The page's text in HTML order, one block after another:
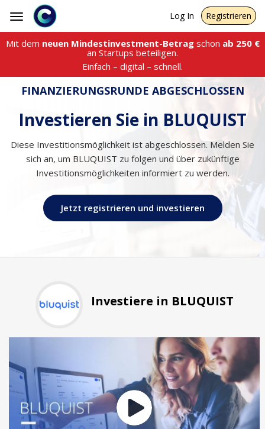
Toggle
navigation
Log In Registrieren
Mit dem neuen Mindestinvestment-Betragschon ab 250€
an Startups beteiligen.
Einfach – digital – schnell.
FINANZIERUNGSRUNDE ABGESCHLOSSEN
Investieren Sie in BLUQUIST
Diese Investitionsmöglichkeit ist abgeschlossen. Melden Sie
sich an, um BLUQUIST zu folgen und über zukünftige
Investitionsmöglichkeiten informiert zu werden.
Jetzt registrieren und investieren
Investiere in BLUQUIST